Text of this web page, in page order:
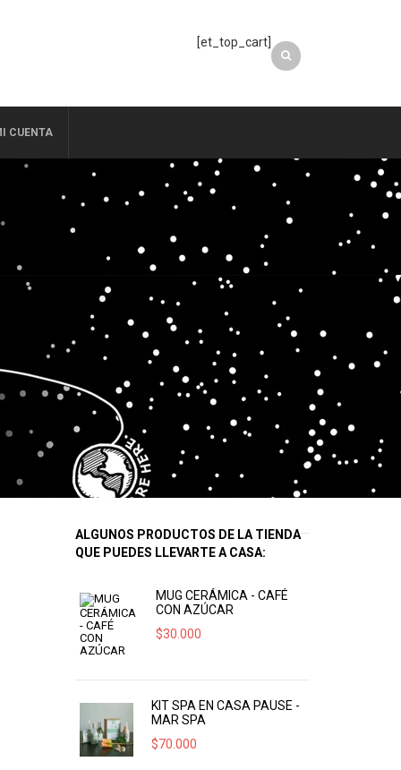
[et_top_cart]
CUENTA
ALGUNOS PRODUCTOS DE LA TIENDA
QUE PUEDES LLEVARTE A CASA:
MUG CERÁMICA - CAFÉ
CON AZÚCAR
$30.000
KIT SPA EN CASA PAUSE -
MAR SPA
$70.000